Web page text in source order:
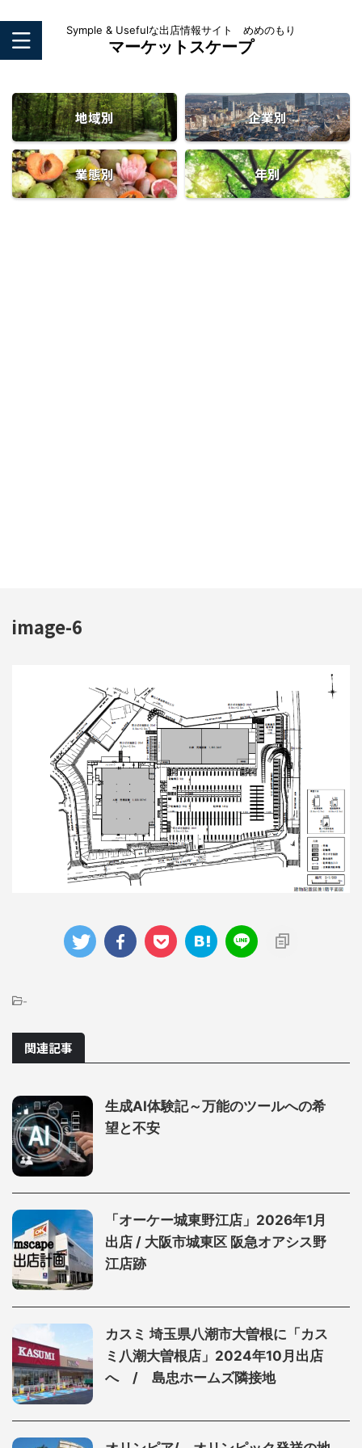
Symple & Usefulな出店情報サイト めめのもり
マーケットスケープ
地域別 企業別
業態別 年別
image-6
-
関連記事
生成AI体験記～万能のツールへの希
望と不安
「オーケー城東野江店」2026年1月
出店 / 大阪市城東区 阪急オアシス野
江店跡
カスミ 埼玉県八潮市大曽根に「カス
ミ八潮大曽根店」2024年10月出店
へ / 島忠ホームズ隣接地